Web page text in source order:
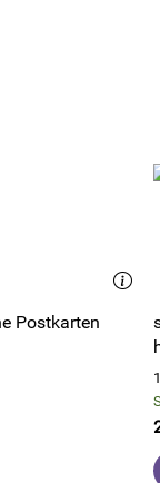
Postkarten